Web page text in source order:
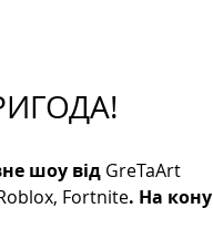
шоу від GreTaArt
Fortnite. На кону